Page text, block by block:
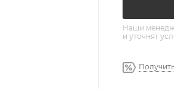
Наши
и уточнят